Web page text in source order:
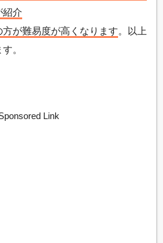
紹介
が難易度が高くなります。以上
。
Link